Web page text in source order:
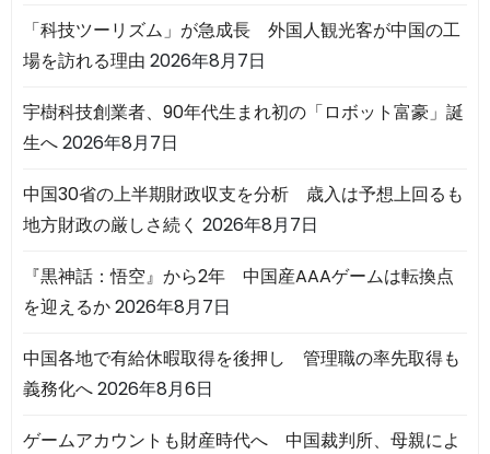
「科技ツーリズム」が急成長 外国人観光客が中国の工
場を訪れる理由 2026年8月7日
宇樹科技創業者、90年代生まれ初の「ロボット富豪」誕
生へ2026年8月7日
中国30省の上半期財政収支を分析 歳入は予想上回るも
地方財政の厳しさ続く 2026年8月7日
『黒神話：悟空』から2年 中国産AAAゲームは転換点
を迎えるか2026年8月7日
中国各地で有給休暇取得を後押し 管理職の率先取得も
義務化へ2026年8月6日
ゲームアカウントも財産時代へ 中国裁判所、母親によ